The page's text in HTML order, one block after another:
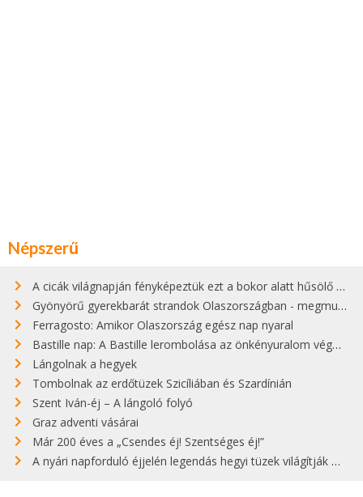
Népszerű
A cicák világnapján fényképeztük ezt a bokor alatt hűsölő cicát Kisorosziban
Gyönyörű gyerekbarát strandok Olaszországban - megmutatjuk a 15 legjobbat
Ferragosto: Amikor Olaszország egész nap nyaral
Bastille nap: A Bastille lerombolása az önkényuralom végét jelentette
Lángolnak a hegyek
Tombolnak az erdőtüzek Szicíliában és Szardínián
Szent Iván-éj – A lángoló folyó
Graz adventi vásárai
Már 200 éves a „Csendes éj! Szentséges éj!”
A nyári napforduló éjjelén legendás hegyi tüzek világítják meg Zugspitzét